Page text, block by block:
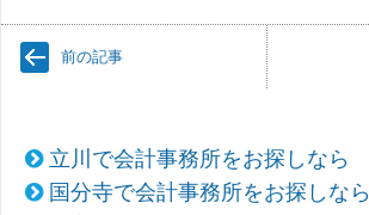
前の記事
立川で会計事務所をお探しなら
国分寺で会計事務所をお探しなら